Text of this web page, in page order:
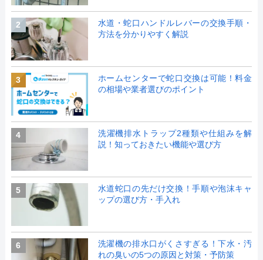
2
水道・蛇口ハンドルレバーの交換手順・
方法を分かりやすく解説
3
ホームセンターで蛇口交換は可能！料金
の相場や業者選びのポイント
4
洗濯機排水トラップ2種類や仕組みを解
説！知っておきたい機能や選び方
5
水道蛇口の先だけ交換！手順や泡沫キャ
ップの選び方・手入れ
6
洗濯機の排水口がくさすぎる！下水・汚
れの臭いの5つの原因と対策・予防策